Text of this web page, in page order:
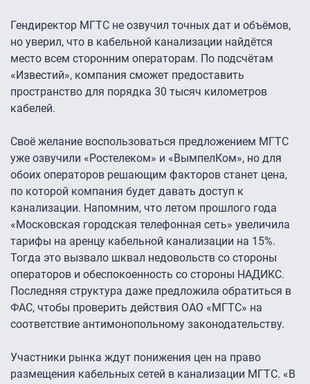
Гендиректор МГТС не озвучил точных дат и объёмов,
но уверил, что в кабельной канализации найдётся
место всем сторонним операторам. По подсчётам
«Известий», компания сможет предоставить
пространство для порядка 30 тысяч километров
кабелей.
Своё желание воспользоваться предложением МГТС
уже озвучили «Ростелеком» и «ВымпелКом», но для
обоих операторов решающим факторов станет цена,
по которой компания будет давать доступ к
канализации. Напомним, что летом прошлого года
«Московская городская телефонная сеть» увеличила
тарифы на аренцу кабельной канализации на 15%.
Тогда это вызвало шквал недовольств со стороны
операторов и обеспокоенность со стороны НАДИКС.
Последняя структура даже предложила обратиться в
ФАС, чтобы проверить действия ОАО «МГТС» на
соответствие антимонопольному законодательству.
Участники рынка ждут понижения цен на право
размещения кабельных сетей в канализации МГТС. «В